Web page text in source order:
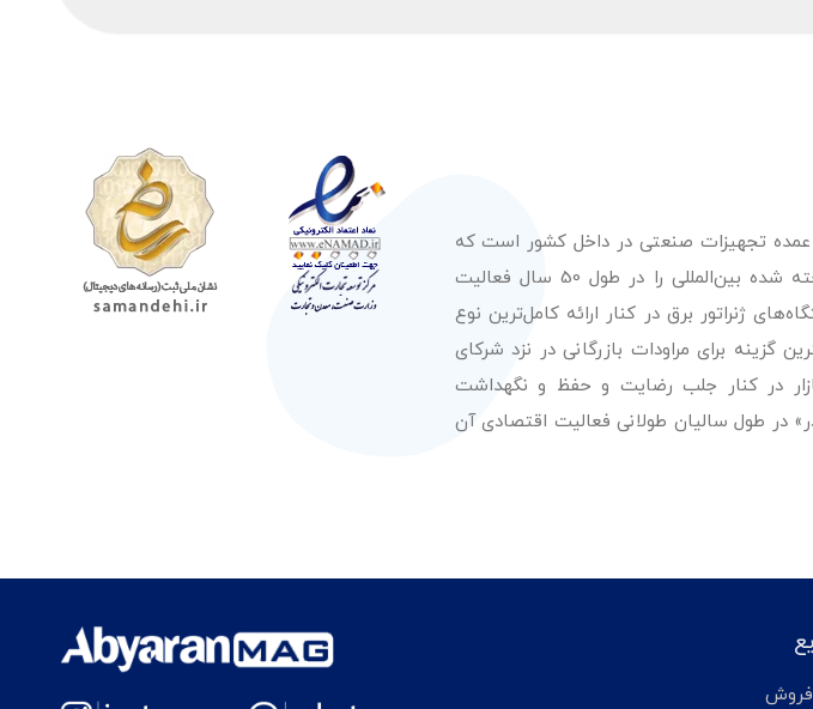
عمده تجهیزات صنعتی در داخل کشور است که
عرضه با کیفیت‌ترین محصولات از معتبرترین برندهای شناخته شده بین‌المللی را در طول 50 سال فعالیت
ژنراتور برق در کنار ارائه کامل‌ترین نوع
گزینه برای مراودات بازرگانی در نزد شرکای
در کنار جلب رضایت و حفظ و نگهداشت
در طول سالیان طولانی فعالیت اقتصادی آن